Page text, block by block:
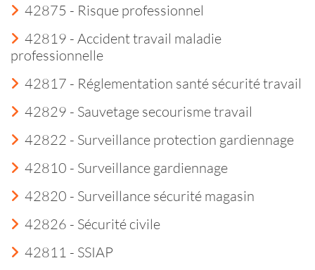
42875 - Risque professionnel
42819 - Accident travail maladie
professionnelle
42817 - Réglementation santé sécurité travail
42829 - Sauvetage secourisme travail
42822 - Surveillance protection gardiennage
42810 - Surveillance gardiennage
42820 - Surveillance sécurité magasin
42826 - Sécurité civile
42811 - SSIAP